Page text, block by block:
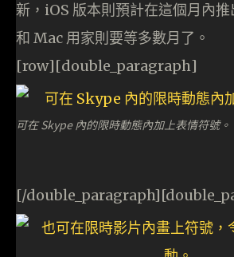
新，iOS 版本則預計在這個月內
和 Mac 用家則要等多數月了。
[row][double_paragraph]
可在 Skype 內的限時動態內加上表情符號。
[/